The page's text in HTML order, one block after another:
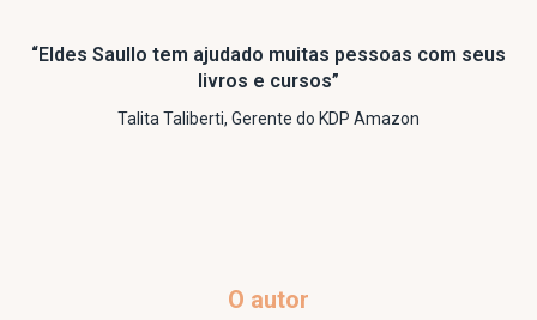
“Eldes Saullo tem ajudado muitas pessoas com seus
livros e cursos”
Talita Taliberti, Gerente do KDP Amazon
O autor